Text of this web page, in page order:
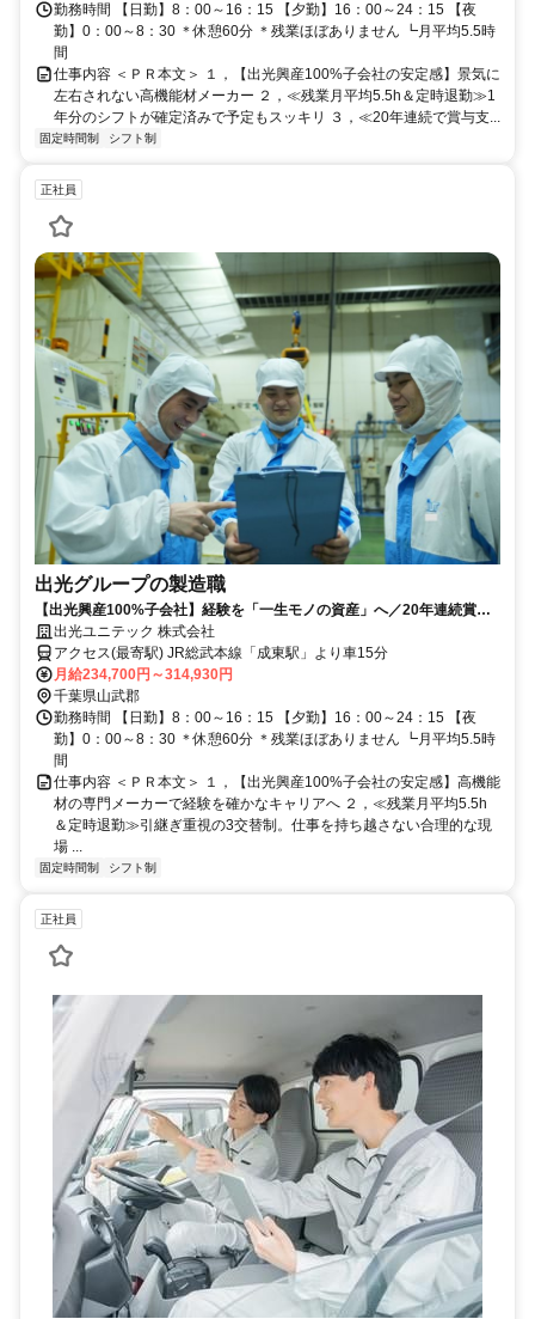
勤務時間 【日勤】8：00～16：15 【夕勤】16：00～24：15 【夜
勤】0：00～8：30 ＊休憩60分 ＊残業ほぼありません ┗月平均5.5時
間
仕事内容 ＜ＰＲ本文＞ １，【出光興産100%子会社の安定感】景気に
左右されない高機能材メーカー ２，≪残業月平均5.5h＆定時退勤≫1
年分のシフトが確定済みで予定もスッキリ ３，≪20年連続で賞与支...
固定時間制 シフト制
正社員
出光グループの製造職
【出光興産100%子会社】経験を「一生モノの資産」へ／20年連続賞与
支給＆退職金・GLTD完備の盤石な基盤／景気に左右されない高機能材
メーカー／標準化された日本語マニュアル完備／数年計画で次世代リー
ダーへ
出光ユニテック 株式会社
アクセス(最寄駅) JR総武本線「成東駅」より車15分
月給234,700円～314,930円
千葉県山武郡
勤務時間 【日勤】8：00～16：15 【夕勤】16：00～24：15 【夜
勤】0：00～8：30 ＊休憩60分 ＊残業ほぼありません ┗月平均5.5時
間
仕事内容 ＜ＰＲ本文＞ １，【出光興産100%子会社の安定感】高機能
材の専門メーカーで経験を確かなキャリアへ ２，≪残業月平均5.5h
＆定時退勤≫引継ぎ重視の3交替制。仕事を持ち越さない合理的な現
場 ...
固定時間制 シフト制
正社員